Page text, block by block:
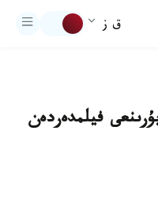
ق ز
فيلمدەردەن